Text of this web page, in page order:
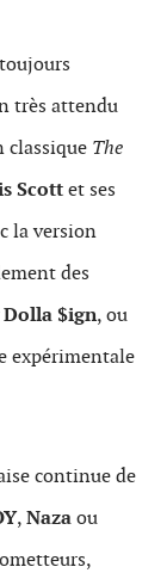
très attendu
classique The
Scottet ses
la version
des
Dolla $ign, ou
expérimentale
continue de
,Nazaou